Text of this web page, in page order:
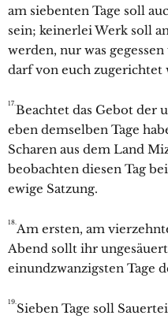
am siebenten Tage soll
sein; keinerlei Werk soll
werden, nur was
darf von euch zugerichtet
17.Beachtet das Gebot der
eben demselben Tage
Scharen aus dem Land
beobachten diesen Tag
ewige Satzung.
18.Am ersten, am
Abend sollt ihr
einundzwanzigsten Tage
19.Sieben Tage soll